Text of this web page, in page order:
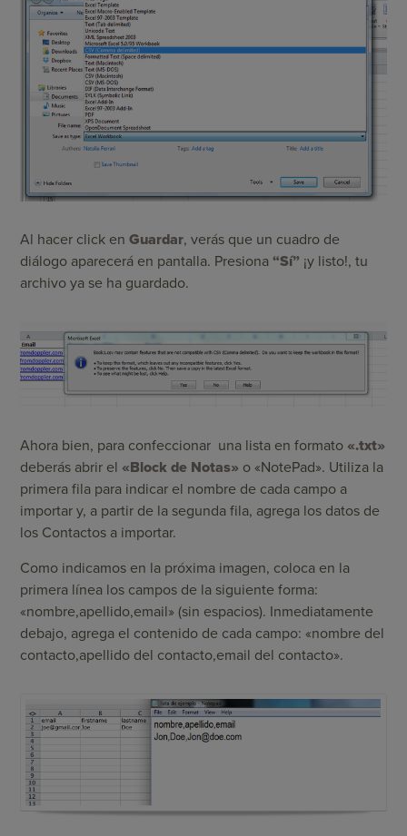
Al hacer click enGuardar, verás que un cuadro de
diálogo aparecerá en pantalla. Presiona“Sí” ¡y listo!, tu
archivo ya se ha guardado.
Ahora bien, para confeccionar una lista en formato «.txt»
deberás abrir el «Block de Notas» o «NotePad». Utiliza la
primera fila para indicar el nombre de cada campo a
importar y, a partir de la segunda fila, agrega los datos de
los Contactos a importar.
Como indicamos en la próxima imagen, coloca en la
primera línea los campos de la siguiente forma:
«nombre,apellido,email» (sin espacios). Inmediatamente
debajo, agrega el contenido de cada campo: «nombre del
contacto,apellido del contacto,email del contacto».